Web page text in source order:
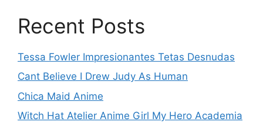
Recent Posts
Tessa Fowler Impresionantes Tetas Desnudas
Cant Believe I Drew Judy As Human
Chica Maid Anime
Witch Hat Atelier Anime Girl My Hero Academia